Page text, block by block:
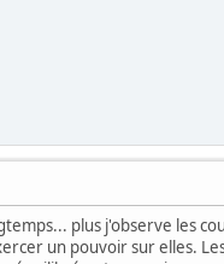
plus j'observe les
un pouvoir sur elles.